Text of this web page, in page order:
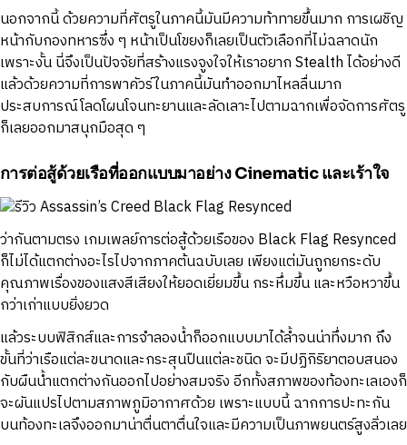
นอกจากนี้ ด้วยความที่ศัตรูในภาคนี้มันมีความท้าทายขึ้นมาก การเผชิญ
หน้ากับกองทหารซึ่ง ๆ หน้าเป็นโขยงก็เลยเป็นตัวเลือกที่ไม่ฉลาดนัก
เพราะงั้น นี่จึงเป็นปัจจัยที่สร้างแรงจูงใจให้เราอยาก Stealth ได้อย่างดี
แล้วด้วยความที่การพาคัวร์ในภาคนี้มันทำออกมาไหลลื่นมาก
ประสบการณ์โลดโผนโจนทะยานและลัดเลาะไปตามฉากเพื่อจัดการศัตรู
ก็เลยออกมาสนุกมือสุด ๆ
การต่อสู้ด้วยเรือที่ออกแบบมาอย่าง Cinematic และเร้าใจ
ว่ากันตามตรง เกมเพลย์การต่อสู้ด้วยเรือของ Black Flag Resynced
ก็ไม่ได้แตกต่างอะไรไปจากภาคต้นฉบับเลย เพียงแต่มันถูกยกระดับ
คุณภาพเรื่องของแสงสีเสียงให้ยอดเยี่ยมขึ้น กระหึ่มขึ้น และหวือหวาขึ้น
กว่าเก่าแบบยิ่งยวด
แล้วระบบฟิสิกส์และการจำลองน้ำก็ออกแบบมาได้ล้ำจนน่าทึ่งมาก ถึง
ขั้นที่ว่าเรือแต่ละขนาดและกระสุนปืนแต่ละชนิด จะมีปฏิกิริยาตอบสนอง
กับผืนน้ำแตกต่างกันออกไปอย่างสมจริง อีกทั้งสภาพของท้องทะเลเองก็
จะผันแปรไปตามสภาพภูมิอากาศด้วย เพราะแบบนี้ ฉากการปะทะกัน
บนท้องทะเลจึงออกมาน่าตื่นตาตื่นใจและมีความเป็นภาพยนตร์สูงลิ่วเลย